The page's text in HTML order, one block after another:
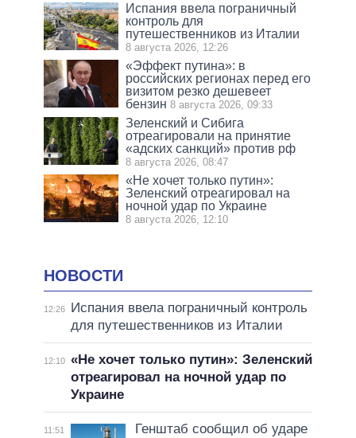
Испания ввела пограничный
контроль для
путешественников из Италии
8 августа 2026, 12:26
«Эффект путина»: в
российских регионах перед его
визитом резко дешевеет
бензин 8 августа 2026, 09:33
Зеленский и Сибига
отреагировали на принятие
«адских санкций» против рф
8 августа 2026, 08:47
«Не хочет только путин»:
Зеленский отреагировал на
ночной удар по Украине
8 августа 2026, 12:10
НОВОСТИ
12:26
Испания ввела пограничный контроль
для путешественников из Италии
12:10 «Не хочет только путин»: Зеленский
отреагировал на ночной удар по
Украине
11:51
Генштаб сообщил об ударе